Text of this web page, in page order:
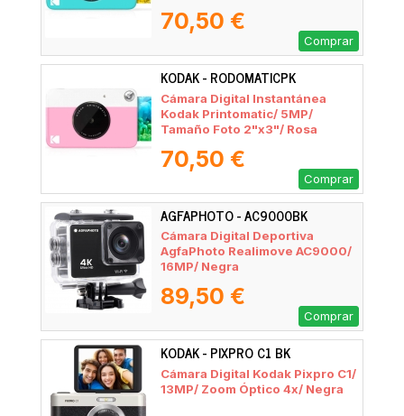
70,50 €
Comprar
KODAK - RODOMATICPK
Cámara Digital Instantánea
Kodak Printomatic/ 5MP/
Tamaño Foto 2"x3"/ Rosa
70,50 €
Comprar
AGFAPHOTO - AC9000BK
Cámara Digital Deportiva
AgfaPhoto Realimove AC9000/
16MP/ Negra
89,50 €
Comprar
KODAK - PIXPRO C1 BK
Cámara Digital Kodak Pixpro C1/
13MP/ Zoom Óptico 4x/ Negra